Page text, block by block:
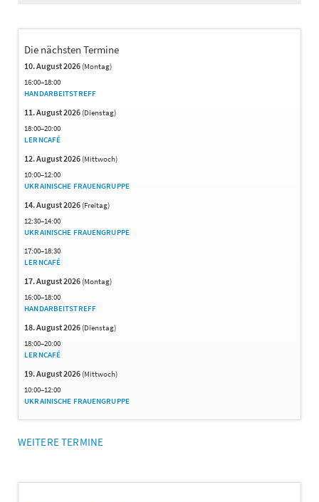
SAMMELLAGER
AM
RHEIN
Die nächsten Termine
10. August 2026 (Montag)
16:00–18:00
HANDARBEITSTREFF
11. August 2026 (Dienstag)
18:00–20:00
LERNCAFÉ
12. August 2026 (Mittwoch)
10:00–12:00
UKRAINISCHE FRAUENGRUPPE
14. August 2026 (Freitag)
12:30–14:00
UKRAINISCHE FRAUENGRUPPE
17:00–18:30
LERNCAFÉ
17. August 2026 (Montag)
16:00–18:00
HANDARBEITSTREFF
18. August 2026 (Dienstag)
18:00–20:00
LERNCAFÉ
19. August 2026 (Mittwoch)
10:00–12:00
UKRAINISCHE FRAUENGRUPPE
WEITERE TERMINE